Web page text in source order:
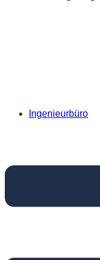
Ingenieurbüro